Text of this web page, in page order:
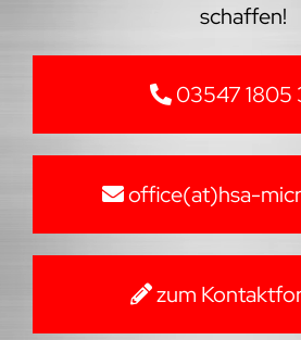
schaffen!
03547 1805
office(at)hsa-
zum